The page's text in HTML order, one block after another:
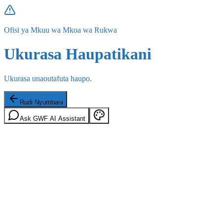
Ofisi ya Mkuu wa Mkoa wa Rukwa
Ukurasa Haupatikani
Ukurasa unaoutafuta haupo.
Rudi Nyumbani
Ask GWF AI Assistant